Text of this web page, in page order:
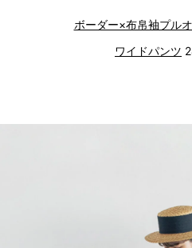
ボーダー×布帛袖プル
ワイドパンツ